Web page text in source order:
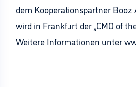
dem Kooperationspartner
wird in Frankfurt der „CMO of
Weitere Informationen unter